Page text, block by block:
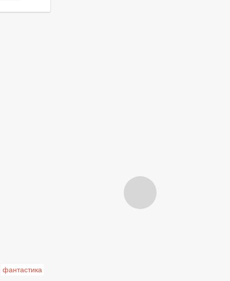
фантастика